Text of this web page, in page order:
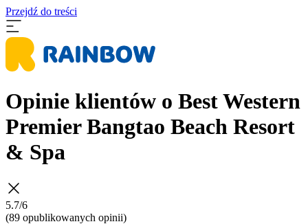
Przejdź do treści
Opinie klientów o Best Western
Premier Bangtao Beach Resort
& Spa
5.7/6
(89 opublikowanych opinii)